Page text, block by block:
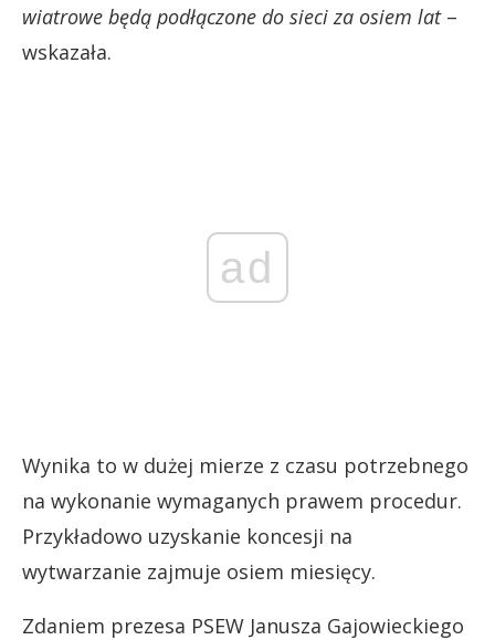
wiatrowe będą podłączone do sieci za osiem lat–
wskazała.
ad
Wynika to w dużej mierze z czasu potrzebnego
na wykonanie wymaganych prawem procedur.
Przykładowo uzyskanie koncesji na
wytwarzanie zajmuje osiem miesięcy.
Zdaniem prezesa PSEW Janusza Gajowieckiego